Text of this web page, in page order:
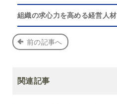
組織の求心力を高める経営人材
前の記事へ
関連記事